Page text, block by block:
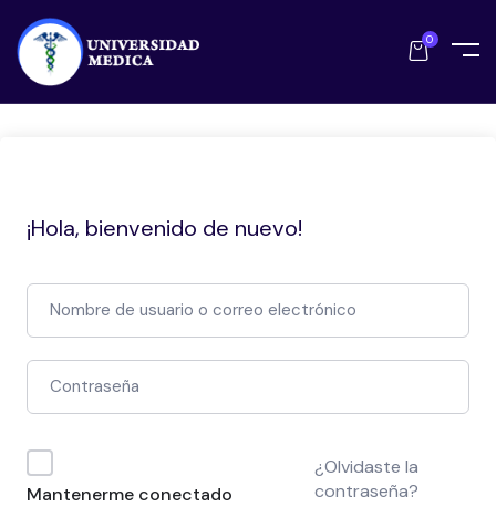
0
¡Hola, bienvenido de nuevo!
Mantenerme conectado
¿Olvidaste la
contraseña?